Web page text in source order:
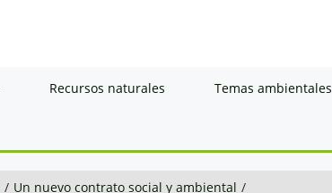
Recursos naturales Temas ambientales
/ Un nuevo contrato social y ambiental /